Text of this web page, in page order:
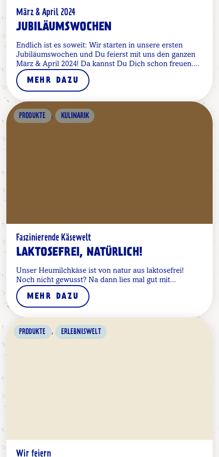
März & April 2024
JUBILÄUMSWOCHEN
Endlich ist es soweit: Wir starten in unsere ersten
Jubiläumswochen und Du feierst mit uns den ganzen
März & April 2024! Da kannst Du Dich schon freuen....
MEHR DAZU
PRODUKTE , KULINARIK
Faszinierende Käsewelt
LAKTOSEFREI, NATÜRLICH!
Unser Heumilchkäse ist von natur aus laktosefrei!
Noch nicht gewusst? Na dann lies mal gut mit...
MEHR DAZU
PRODUKTE , ERLEBNISWELT
Wir feiern